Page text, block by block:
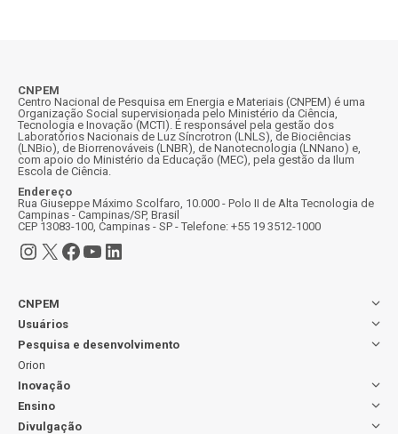
CNPEM
Centro Nacional de Pesquisa em Energia e Materiais (CNPEM) é uma
Organização Social supervisionada pelo Ministério da Ciência,
Tecnologia e Inovação (MCTI). É responsável pela gestão dos
Laboratórios Nacionais de Luz Síncrotron (LNLS), de Biociências
(LNBio), de Biorrenováveis (LNBR), de Nanotecnologia (LNNano) e,
com apoio do Ministério da Educação (MEC), pela gestão da Ilum
Escola de Ciência.
Endereço
Rua Giuseppe Máximo Scolfaro, 10.000 - Polo II de Alta Tecnologia de
Campinas - Campinas/SP, Brasil
CEP 13083-100, Campinas - SP - Telefone: +55 19 3512-1000
Instagram
X Facebook
Youtube
LinkedIn
CNPEM
Usuários
Pesquisa e desenvolvimento
Orion
Inovação
Ensino
Divulgação